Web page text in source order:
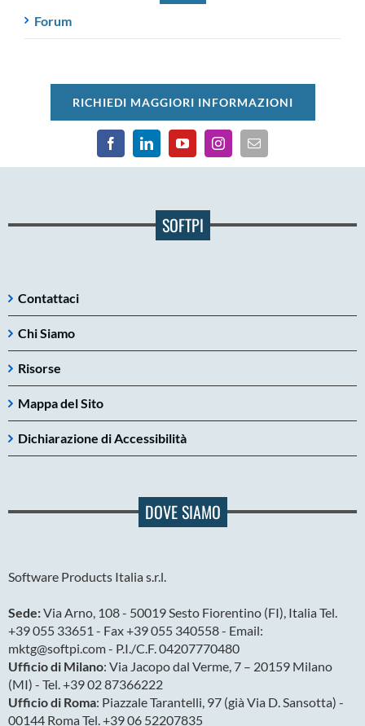
Forum
RICHIEDI MAGGIORI INFORMAZIONI
SOFTPI
Contattaci
Chi Siamo
Risorse
Mappa del Sito
Dichiarazione di Accessibilità
DOVE SIAMO
Software Products Italia s.r.l.
Sede:Via Arno, 108 - 50019 Sesto Fiorentino (FI), Italia Tel.
+39 055 33651 - Fax +39 055 340558 - Email:
mktg@softpi.com - P.I./C.F. 04207770480
Ufficio di Milano: Via Jacopo dal Verme, 7 – 20159 Milano
(MI) - Tel. +39 02 87366222
Ufficio di Roma: Piazzale Tarantelli, 97 (già Via D. Sansotta) -
00144 Roma Tel. +39 06 52207835